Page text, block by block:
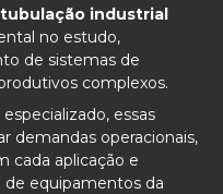
industrial
no estudo,
de sistemas de
complexos.
essas
demandas operacionais,
cada aplicação e
equipamentos da